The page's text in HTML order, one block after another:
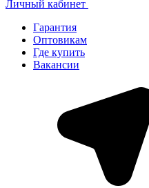
Личный кабинет
Гарантия
Оптовикам
Где купить
Вакансии